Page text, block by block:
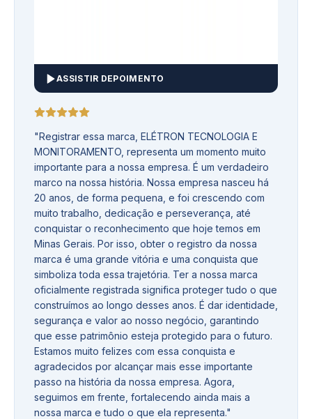
ASSISTIR DEPOIMENTO
"Registrar essa marca, ELÉTRON TECNOLOGIA E
MONITORAMENTO, representa um momento muito
importante para a nossa empresa. É um verdadeiro
marco na nossa história. Nossa empresa nasceu há
20 anos, de forma pequena, e foi crescendo com
muito trabalho, dedicação e perseverança, até
conquistar o reconhecimento que hoje temos em
Minas Gerais. Por isso, obter o registro da nossa
marca é uma grande vitória e uma conquista que
simboliza toda essa trajetória. Ter a nossa marca
oficialmente registrada significa proteger tudo o que
construímos ao longo desses anos. É dar identidade,
segurança e valor ao nosso negócio, garantindo
que esse patrimônio esteja protegido para o futuro.
Estamos muito felizes com essa conquista e
agradecidos por alcançar mais esse importante
passo na história da nossa empresa. Agora,
seguimos em frente, fortalecendo ainda mais a
nossa marca e tudo o que ela representa."